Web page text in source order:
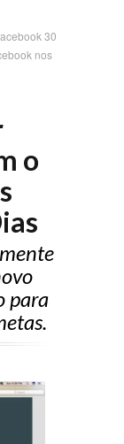
o
para